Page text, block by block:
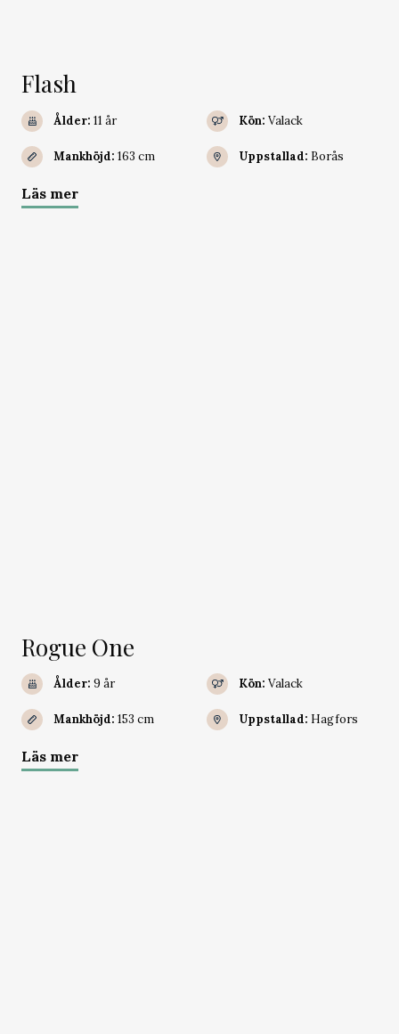
Flash
Ålder: 11 år Kön: Valack
Mankhöjd: 163 cm Uppstallad: Borås
Läs mer
Rogue One
Ålder: 9 år Kön: Valack
Mankhöjd: 153 cm Uppstallad: Hagfors
Läs mer